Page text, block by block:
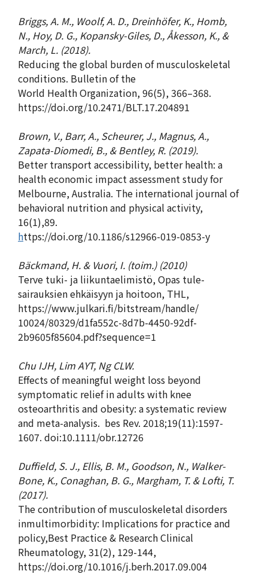
Briggs, A. M., Woolf, A. D., Dreinhöfer, K., Homb,
N., Hoy, D. G., Kopansky-Giles, D., Åkesson, K., &
March, L. (2018).
Reducing the global burden of musculoskeletal
conditions. Bulletin of the
World Health Organization, 96(5), 366–368.
https://doi.org/10.2471/BLT.17.204891
Brown, V., Barr, A., Scheurer, J., Magnus, A.,
Zapata-Diomedi, B., & Bentley, R. (2019).
Better transport accessibility, better health: a
health economic impact assessment study for
Melbourne, Australia. The international journal of
behavioral nutrition and physical activity,
16(1),89.
https://doi.org/10.1186/s12966-019-0853-y
Bäckmand, H. & Vuori, I. (toim.) (2010)
Terve tuki- ja liikuntaelimistö, Opas tule-
sairauksien ehkäisyyn ja hoitoon, THL,
https://www.julkari.fi/bitstream/handle/
10024/80329/d1fa552c-8d7b-4450-92df-
2b9605f85604.pdf?sequence=1
Chu IJH, Lim AYT, Ng CLW.
Effects of meaningful weight loss beyond
symptomatic relief in adults with knee
osteoarthritis and obesity: a systematic review
and meta-analysis. bes Rev. 2018;19(11):1597-
1607. doi:10.1111/obr.12726
Duffield, S. J., Ellis, B. M., Goodson, N., Walker-
Bone, K., Conaghan, B. G., Margham, T. & Lofti, T.
(2017).
The contribution of musculoskeletal disorders
inmultimorbidity: Implications for practice and
policy,Best Practice & Research Clinical
Rheumatology, 31(2), 129-144,
https://doi.org/10.1016/j.berh.2017.09.004